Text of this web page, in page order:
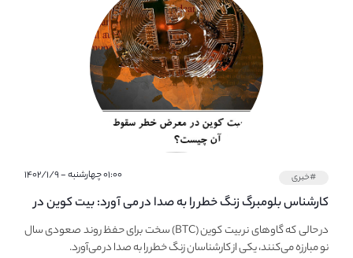
#خبری ۰۱:۰۰ چهارشنبه - ۱۴۰۲/۱/۹
کارشناس بلومبرگ زنگ خطر را به صدا در می آورد: بیت کوین در
معرض خطر سقوط بزرگ است - دلیل آن چیست؟در حالی که گاوهای نر بیت کوین (BTC) سخت برای حفظ روند صعودی سال
نو مبارزه می‌کنند، یکی از کارشناسان زنگ خطر را به صدا در می‌آورد.